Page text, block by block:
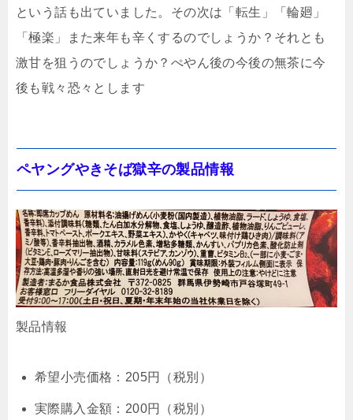
という話も出ていました。その次は「転生」「輪廻」
「極楽」また来年も辛くするのでしょうか？それとも
激甘を狙うのでしょうか？ぺやん後の今後の無茶に今
後も戦々恐々とします
ペヤングやきそば獄辛の製品情報
製品情報
希望小売価格：205円（税別）
実際購入金額：200円（税別）